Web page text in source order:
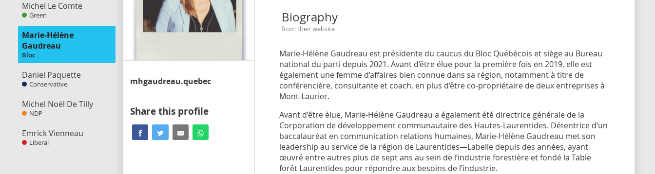
Michel Le Comte
Green
Marie-Hélène
Gaudreau
Bloc
Daniel Paquette
Conservative
Michel Noël De Tilly
NDP
Emrick Vienneau
Liberal
mhgaudreau.quebec
Share this profile
Biography
from their website
Marie-Hélène Gaudreau est présidente du caucus du Bloc Québécois et siège au Bureau
national du parti depuis 2021. Avant d’être élue pour la première fois en 2019, elle est
également une femme d’affaires bien connue dans sa région, notamment à titre de
conférencière, consultante et coach, en plus d’être co-propriétaire de deux entreprises à
Mont-Laurier.
Avant d’être élue, Marie-Hélène Gaudreau a également été directrice générale de la
Corporation de développement communautaire des Hautes-Laurentides. Détentrice d’un
baccalauréat en communication relations humaines, Marie-Hélène Gaudreau met son
leadership au service de la région de Laurentides—Labelle depuis des années, ayant
œuvré entre autres plus de sept ans au sein de l’industrie forestière et fondé la Table
forêt Laurentides pour répondre aux besoins de l’industrie.